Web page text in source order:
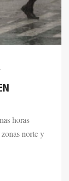
horas
norte y